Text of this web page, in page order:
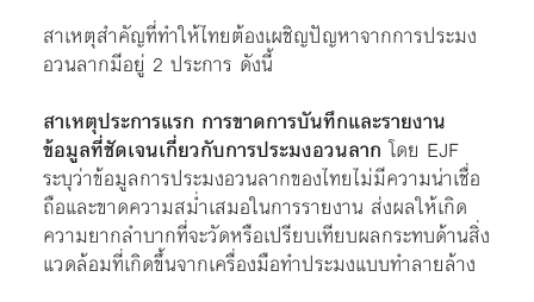
สาเหตุสำคัญที่ทำให้ไทยต้องเผชิญปัญหาจากการประมง
อวนลากมีอยู่ 2 ประการ ดังนี้
สาเหตุประการแรก การขาดการบันทึกและรายงาน
ข้อมูลที่ชัดเจนเกี่ยวกับการประมงอวนลากโดย EJF
ระบุว่าข้อมูลการประมงอวนลากของไทยไม่มีความน่าเชื่อ
ถือและขาดความสม่ำเสมอในการรายงาน ส่งผลให้เกิด
ความยากลำบากที่จะวัดหรือเปรียบเทียบผลกระทบด้านสิ่ง
แวดล้อมที่เกิดขึ้นจากเครื่องมือทำประมงแบบทำลายล้าง